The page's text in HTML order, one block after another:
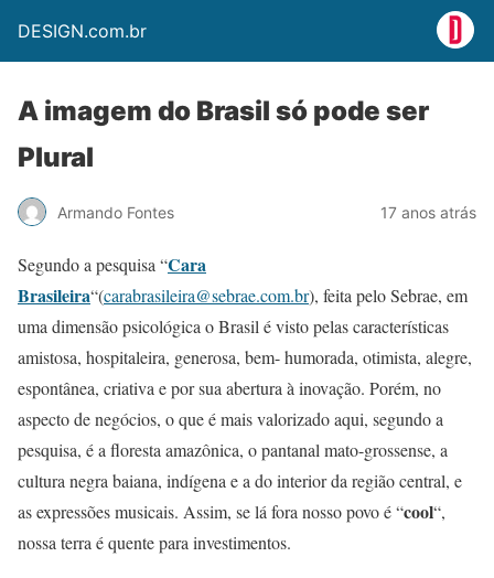
DESIGN.com.br
A imagem do Brasil só pode ser
Plural
Armando Fontes 17 anos atrás
Segundo a pesquisa “Cara
Brasileira“(carabrasileira@sebrae.com.br), feita pelo Sebrae, em
uma dimensão psicológica o Brasil é visto pelas características
amistosa, hospitaleira, generosa, bem- humorada, otimista, alegre,
espontânea, criativa e por sua abertura à inovação. Porém, no
aspecto de negócios, o que é mais valorizado aqui, segundo a
pesquisa, é a floresta amazônica, o pantanal mato-grossense, a
cultura negra baiana, indígena e a do interior da região central, e
as expressões musicais. Assim, se lá fora nosso povo é “cool“,
nossa terra é quente para investimentos.